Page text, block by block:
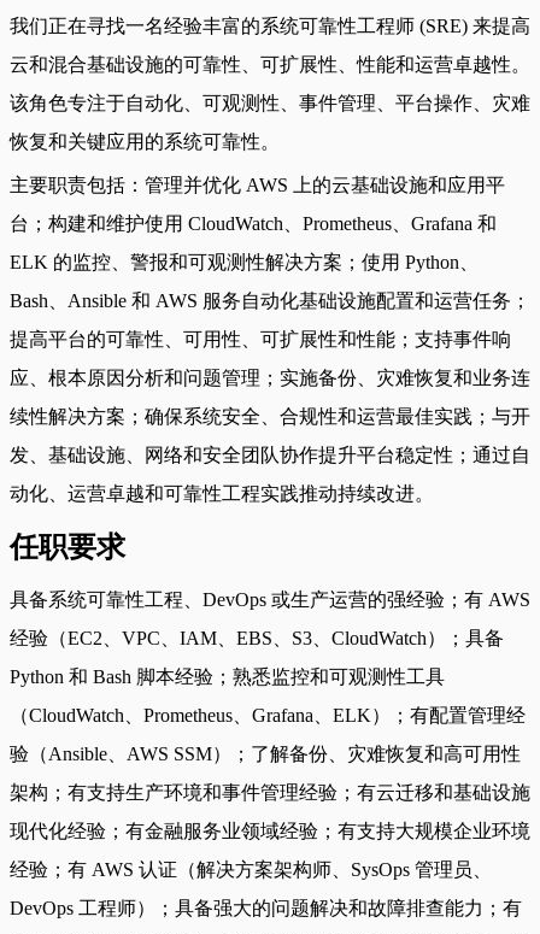
我们正在寻找一名经验丰富的系统可靠性工程师 (SRE) 来提高
云和混合基础设施的可靠性、可扩展性、性能和运营卓越性。
该角色专注于自动化、可观测性、事件管理、平台操作、灾难
恢复和关键应用的系统可靠性。
主要职责包括：管理并优化 AWS 上的云基础设施和应用平
台；构建和维护使用 CloudWatch、Prometheus、Grafana 和
ELK 的监控、警报和可观测性解决方案；使用 Python、
Bash、Ansible 和 AWS 服务自动化基础设施配置和运营任务；
提高平台的可靠性、可用性、可扩展性和性能；支持事件响
应、根本原因分析和问题管理；实施备份、灾难恢复和业务连
续性解决方案；确保系统安全、合规性和运营最佳实践；与开
发、基础设施、网络和安全团队协作提升平台稳定性；通过自
动化、运营卓越和可靠性工程实践推动持续改进。
任职要求
具备系统可靠性工程、DevOps 或生产运营的强经验；有 AWS
经验（EC2、VPC、IAM、EBS、S3、CloudWatch）；具备
Python 和 Bash 脚本经验；熟悉监控和可观测性工具
（CloudWatch、Prometheus、Grafana、ELK）；有配置管理经
验（Ansible、AWS SSM）；了解备份、灾难恢复和高可用性
架构；有支持生产环境和事件管理经验；有云迁移和基础设施
现代化经验；有金融服务业领域经验；有支持大规模企业环境
经验；有 AWS 认证（解决方案架构师、SysOps 管理员、
DevOps 工程师）；具备强大的问题解决和故障排查能力；有